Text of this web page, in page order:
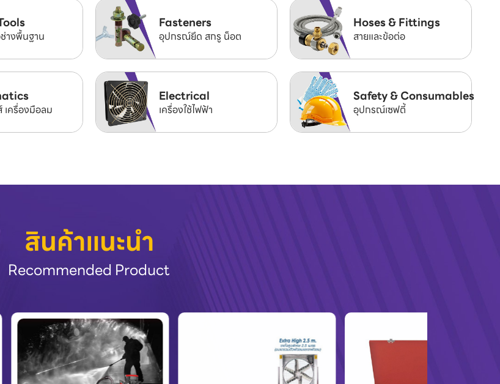
างพื้นฐาน
Fasteners
อุปกรณ์ยึด สกรู น็อต
Hoses & Fittings
สายและข้อต่อ
เครื่องมือลม
Electrical
เครื่องใช้ไฟฟ้า
Safety & Consumables
อุปกรณ์เซฟตี้
สินค้าแนะนำ
Recommended Product